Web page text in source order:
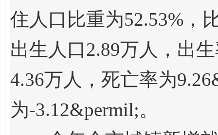
住人口比重为52.53%，
出生人口2.89万人，出
4.36万人，死亡率为9.26
为-3.12&permil;。